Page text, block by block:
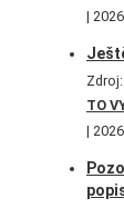
Zdroj:
TO